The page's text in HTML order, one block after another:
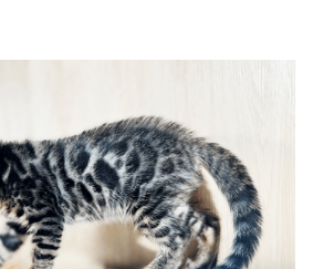
類花纹(Pattern)超級詳解
功課
結